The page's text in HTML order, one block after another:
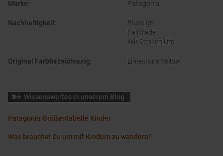
Marke: Patagonia
Nachhaltigkeit:
Bluesign
Fairtrade
Wir Denken Um
Original Farbbezeichnung: Limestone Yellow
Wissenswertes in unserem Blog
Patagonia Größentabelle Kinder
Was brauchst Du um mit Kindern zu wandern?